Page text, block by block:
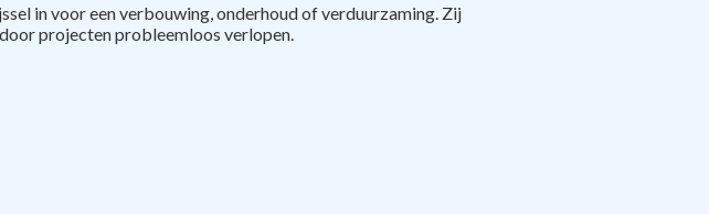
in voor een verbouwing, onderhoud of verduurzaming. Zij
projecten probleemloos verlopen.